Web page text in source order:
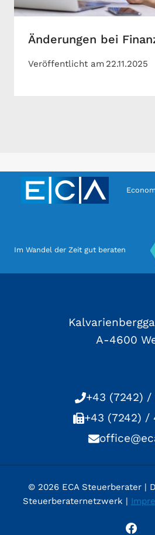
Änderungen bei
Veröffentlicht am 22.11.2025
Im Wandel der Zeit gut beraten
A-4600
+43 (7242) /
+43 (7242) /
© 2026 ECA Steuerberater |
Steuerberaternetzwerk |